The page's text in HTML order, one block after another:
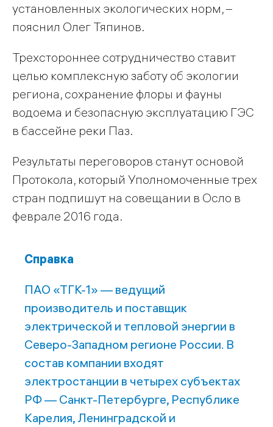
установленных экологических норм, –
пояснил Олег Тяпинов.
Трехстороннее сотрудничество ставит
целью комплексную заботу об экологии
региона, сохранение флоры и фауны
водоема и безопасную эксплуатацию ГЭС
в бассейне реки Паз.
Результаты переговоров станут основой
Протокола, который Уполномоченные трех
стран подпишут на совещании в Осло в
феврале 2016 года.
Справка
ПАО «ТГК-1» — ведущий
производитель и поставщик
электрической и тепловой энергии в
Северо-Западном регионе России. В
состав компании входят
электростанции в четырех субъектах
РФ — Санкт-Петербурге, Республике
Карелия, Ленинградской и